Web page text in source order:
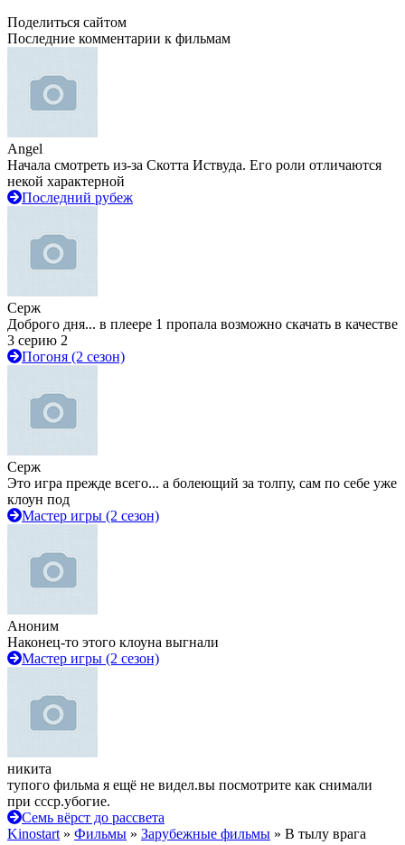
Поделиться сайтом
Последние комментарии к фильмам
Angel
Начала смотреть из-за Скотта Иствуда. Его роли отличаются
некой характерной
Последний рубеж
Серж
Доброго дня... в плеере 1 пропала возможно скачать в качестве
3 серию 2
Погоня (2 сезон)
Серж
Это игра прежде всего... а болеющий за толпу, сам по себе уже
клоун под
Мастер игры (2 сезон)
Аноним
Наконец-то этого клоуна выгнали
Мастер игры (2 сезон)
никита
тупого фильма я ещё не видел.вы посмотрите как снимали
при ссср.убогие.
Семь вёрст до рассвета
Kinostart » Фильмы » Зарубежные фильмы » В тылу врага